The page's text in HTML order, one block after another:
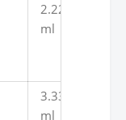
2.226
ml
3.339
ml